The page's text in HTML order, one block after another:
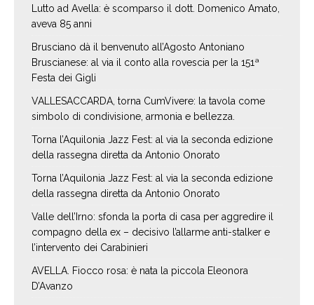
Lutto ad Avella: è scomparso il dott. Domenico Amato,
aveva 85 anni
Brusciano dà il benvenuto all’Agosto Antoniano
Bruscianese: al via il conto alla rovescia per la 151ª
Festa dei Gigli
VALLESACCARDA, torna CumVivere: la tavola come
simbolo di condivisione, armonia e bellezza.
Torna l’Aquilonia Jazz Fest: al via la seconda edizione
della rassegna diretta da Antonio Onorato
Torna l’Aquilonia Jazz Fest: al via la seconda edizione
della rassegna diretta da Antonio Onorato
Valle dell’Irno: sfonda la porta di casa per aggredire il
compagno della ex – decisivo l’allarme anti-stalker e
l’intervento dei Carabinieri
AVELLA. Fiocco rosa: è nata la piccola Eleonora
D’Avanzo